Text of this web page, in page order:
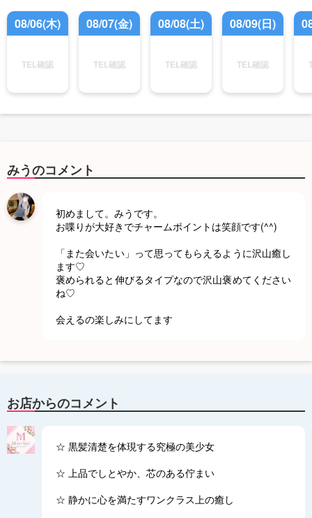
08/06(木)
TEL確認
08/07(金)
TEL確認
08/08(土)
TEL確認
08/09(日)
TEL確認
みうのコメント
初めまして。みうです。
お喋りが大好きでチャームポイントは笑顔です(^^)
「また会いたい」って思ってもらえるように沢山癒し
ます♡
褒められると伸びるタイプなので沢山褒めてください
ね♡
会えるの楽しみにしてます
お店からのコメント
☆ 黒髪清楚を体現する究極の美少女
☆ 上品でしとやか、芯のある佇まい
☆ 静かに心を満たすワンクラス上の癒し